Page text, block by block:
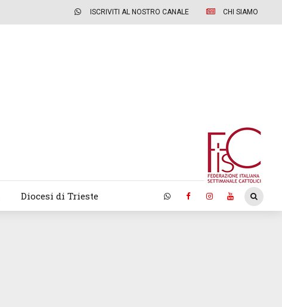
ISCRIVITI AL NOSTRO CANALE CHI SIAMO
Diocesi di Trieste